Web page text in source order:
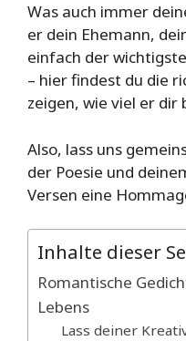
Was auch immer
er dein Ehemann,
einfach der
– hier findest du die
zeigen, wie viel er dir
Also, lass uns
der Poesie und
Versen eine
Inhalte dieser
Romantische
Lebens
Lass deiner